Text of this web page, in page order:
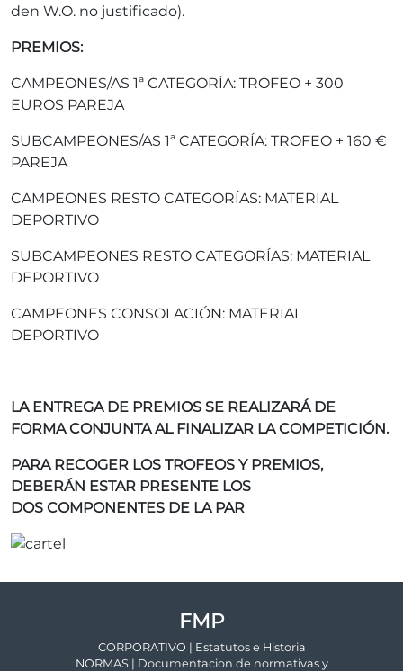
den W.O. no justificado).
PREMIOS:
CAMPEONES/AS 1ª CATEGORÍA: TROFEO + 300
EUROS PAREJA
SUBCAMPEONES/AS 1ª CATEGORÍA: TROFEO + 160 €
PAREJA
CAMPEONES RESTO CATEGORÍAS: MATERIAL
DEPORTIVO
SUBCAMPEONES RESTO CATEGORÍAS: MATERIAL
DEPORTIVO
CAMPEONES CONSOLACIÓN: MATERIAL
DEPORTIVO
LA ENTREGA DE PREMIOS SE REALIZARÁ DE
FORMA CONJUNTA AL FINALIZAR LA COMPETICIÓN.
PARA RECOGER LOS TROFEOS Y PREMIOS,
DEBERÁN ESTAR PRESENTE LOS
DOS COMPONENTES DE LA PAR
FMP
CORPORATIVO | Estatutos e Historia
NORMAS | Documentacion de normativas y